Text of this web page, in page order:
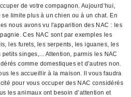
de votre compagnon. Aujourd’hui,
limite plus à un chien ou à un chat. En
nous avons vu l'apparition des NAC : les
Ces NAC sont par exemples les
les furets, les serpents, les iguanes, les
singes,... Attention, parmis les NAC
comme domestiques et d’autres non.
les accueillir à la maison. Il vous faudra
pour vous occuper des NAC considérés
les animaux ont besoin d’attention et